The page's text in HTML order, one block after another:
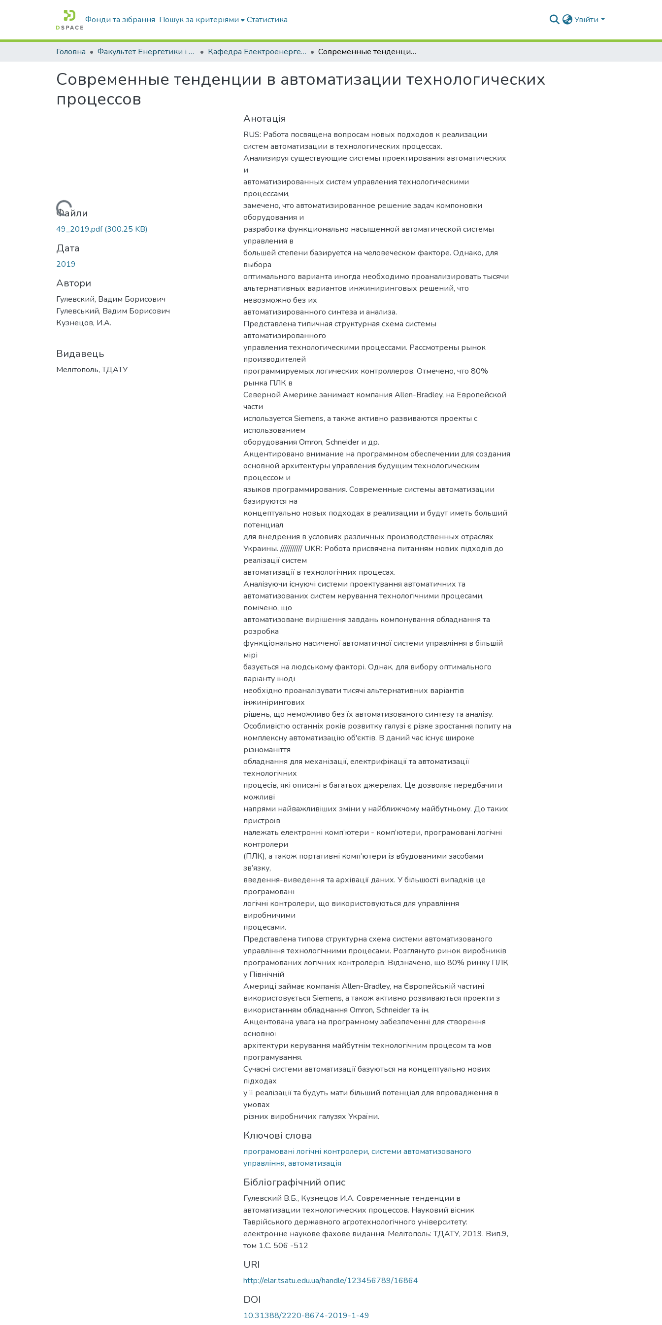
Фонди та зібрання Пошук за критеріями Статистика Увійти
Головна Факультет Енергетики і комп'ютерних технологій Кафедра Електроенергетики і електротехнологій Современные тенденции в автоматизации технологических процессов
Современные тенденции в автоматизации технологических
процессов
Вантажиться...
Файли
49_2019.pdf(300.25 KB)
Дата
2019
Автори
Гулевский, Вадим Борисович
Гулевський, Вадим Борисович
Кузнецов, И.А.
Видавець
Мелітополь, ТДАТУ
Анотація
RUS: Работа посвящена вопросам новых подходов к реализации
систем автоматизации в технологических процессах.
Анализируя существующие системы проектирования автоматических
и
автоматизированных систем управления технологическими
процессами,
замечено, что автоматизированное решение задач компоновки
оборудования и
разработка функционально насыщенной автоматической системы
управления в
большей степени базируется на человеческом факторе. Однако, для
выбора
оптимального варианта иногда необходимо проанализировать тысячи
альтернативных вариантов инжиниринговых решений, что
невозможно без их
автоматизированного синтеза и анализа.
Представлена типичная структурная схема системы
автоматизированного
управления технологическими процессами. Рассмотрены рынок
производителей
программируемых логических контроллеров. Отмечено, что 80%
рынка ПЛК в
Северной Америке занимает компания Allen-Bradley, на Европейской
части
используется Siemens, а также активно развиваются проекты с
использованием
оборудования Omron, Schneider и др.
Акцентировано внимание на программном обеспечении для создания
основной архитектуры управления будущим технологическим
процессом и
языков программирования. Современные системы автоматизации
базируются на
концептуально новых подходах в реализации и будут иметь больший
потенциал
для внедрения в условиях различных производственных отраслях
Украины. /////////// UKR: Робота присвячена питанням нових підходів до
реалізації систем
автоматизації в технологічних процесах.
Аналізуючи існуючі системи проектування автоматичних та
автоматизованих систем керування технологічними процесами,
помічено, що
автоматизоване вирішення завдань компонування обладнання та
розробка
функціонально насиченої автоматичної системи управління в більшій
мірі
базується на людському факторі. Однак, для вибору оптимального
варіанту іноді
необхідно проаналізувати тисячі альтернативних варіантів
інжинірингових
рішень, що неможливо без їх автоматизованого синтезу та аналізу.
Особливістю останніх років розвитку галузі є різке зростання попиту на
комплексну автоматизацію об'єктів. В даний час існує широке
різноманіття
обладнання для механізації, електрифікації та автоматизації
технологічних
процесів, які описані в багатьох джерелах. Це дозволяє передбачити
можливі
напрями найважливіших зміни у найближчому майбутньому. До таких
пристроїв
належать електронні комп’ютери - комп’ютери, програмовані логічні
контролери
(ПЛК), а також портативні комп’ютери із вбудованими засобами
зв’язку,
введення-виведення та архівації даних. У більшості випадків це
програмовані
логічні контролери, що використовуються для управління
виробничими
процесами.
Представлена типова структурна схема системи автоматизованого
управління технологічними процесами. Розглянуто ринок виробників
програмованих логічних контролерів. Відзначено, що 80% ринку ПЛК
у Північній
Америці займає компанія Allen-Bradley, на Європейській частині
використовується Siemens, а також активно розвиваються проекти з
використанням обладнання Omron, Schneider та ін.
Акцентована увага на програмному забезпеченні для створення
основної
архітектури керування майбутнім технологічним процесом та мов
програмування.
Сучасні системи автоматизації базуються на концептуально нових
підходах
у її реалізації та будуть мати більший потенціал для впровадження в
умовах
різних виробничих галузях України.
Ключові слова
програмовані логічні контролери, системи автоматизованого
управління, автоматизація
Бібліографічний опис
Гулевский В.Б., Кузнецов И.А. Современные тенденции в
автоматизации технологических процессов. Науковий вісник
Таврійського державного агротехнологічного університету:
електронне наукове фахове видання. Мелітополь: ТДАТУ, 2019. Вип.9,
том 1.С. 506 -512
URI
http://elar.tsatu.edu.ua/handle/123456789/16864
DOI
10.31388/2220-8674-2019-1-49